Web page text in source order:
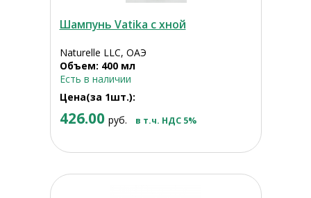
Шампунь Vatika с хной
Naturelle LLC, ОАЭ
Объем: 400 мл
Есть в наличии
Цена(за 1шт.):
426.00 руб. в т.ч. НДС 5%